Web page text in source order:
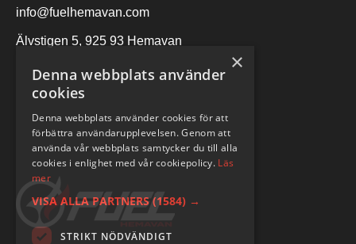
info@fuelhemavan.com
Älvstigen 5, 925 93 Hemavan
×
Denna webbplats använder
cookies
Denna webbplats använder cookies för att
förbättra användarupplevelsen. Genom att
använda vår webbplats samtycker du till alla
cookies i enlighet med vår cookiepolicy. Läs
mer
VISA ALLA PARTNERS (1584) →
STRIKT NÖDVÄNDIGT